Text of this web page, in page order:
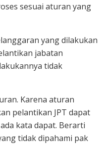
sesuai aturan yang
yang dilakukan
jabatan
tidak
Karena aturan
pelantikan JPT dapat
kata dapat. Berarti
tidak dipahami pak